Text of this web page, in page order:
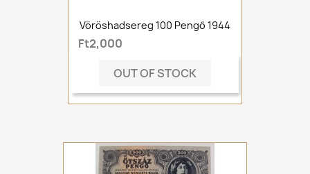
Vöröshadsereg 100 Pengő 1944
Ft2,000
OUT OF STOCK